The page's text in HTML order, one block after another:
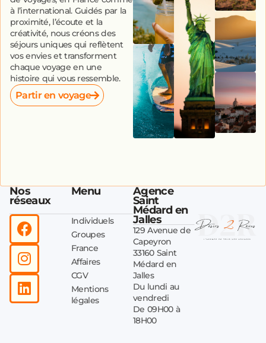
à l’international. Guidés par la
proximité, l’écoute et la
créativité, nous créons des
séjours uniques qui reflètent
vos envies et transforment
chaque voyage en une
histoire qui vous ressemble.
Partir en voyage
Nos
réseaux
Menu
Individuels
Groupes
France
Affaires
CGV
Mentions
légales
Agence
Saint
Médard en
Jalles
129 Avenue de
Capeyron
33160 Saint
Médard en
Jalles
Du lundi au
vendredi
De 09H00 à
18H00